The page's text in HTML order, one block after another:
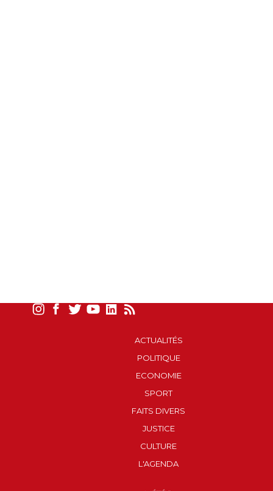
ACTUALITÉS
POLITIQUE
ECONOMIE
SPORT
FAITS DIVERS
JUSTICE
CULTURE
L'AGENDA